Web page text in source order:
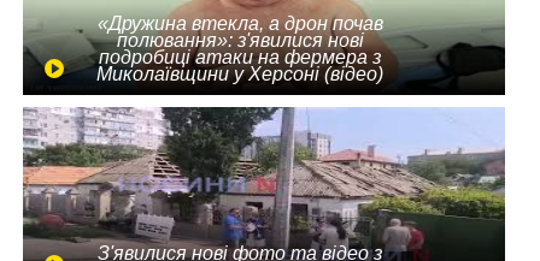
«Дружина втекла, а дрон почав
полювання»: з'явилися нові
подробиці атаки на фермера з
Миколаївщини у Херсоні (відео)
З'явилися нові фото та відео з